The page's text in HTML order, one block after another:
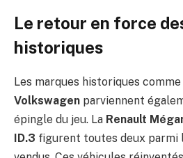
Le retour en force
historiques
Les marques historiques comme
Volkswagen parviennent
épingle du jeu. La Renault
ID.3 figurent toutes deux parmi